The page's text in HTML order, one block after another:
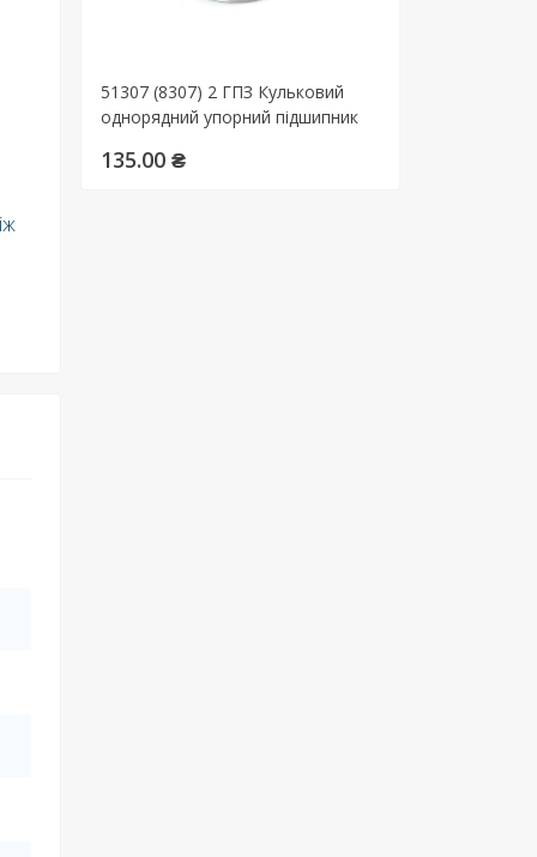
51307 (8307) 2 ГПЗ Кульковий
однорядний упорний підшипник
135.00 ₴